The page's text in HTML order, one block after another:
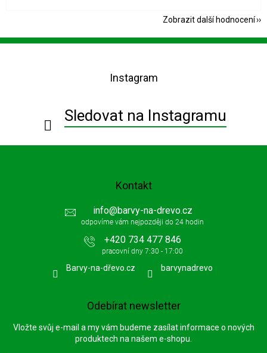
Zobrazit další hodnocení
Z
Instagram
Sledovat na Instagramu
Kontakt
info@barvy-na-drevo.cz
+420 734 477 846
Barvy-na-dřevo.cz barvynadrevo
Odebírat newsletter
Vložte svůj e-mail a my vám budeme zasílat informace o nových
produktech na našem e-shopu.